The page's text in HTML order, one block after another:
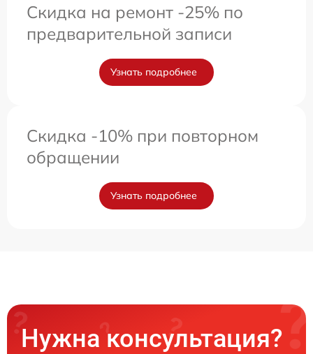
Скидка на ремонт -25% по
предварительной записи
Узнать подробнее
Скидка -10% при повторном
обращении
Узнать подробнее
Нужна консультация?